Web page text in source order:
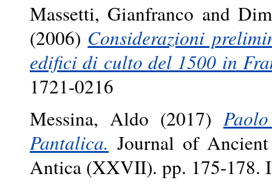
Massetti, Gianfranco and
(2006) Considerazioni
edifici di culto del 1500 in
1721-0216
Messina, Aldo (2017)
Pantalica. Journal of
Antica (XXVII). pp. 175-178.